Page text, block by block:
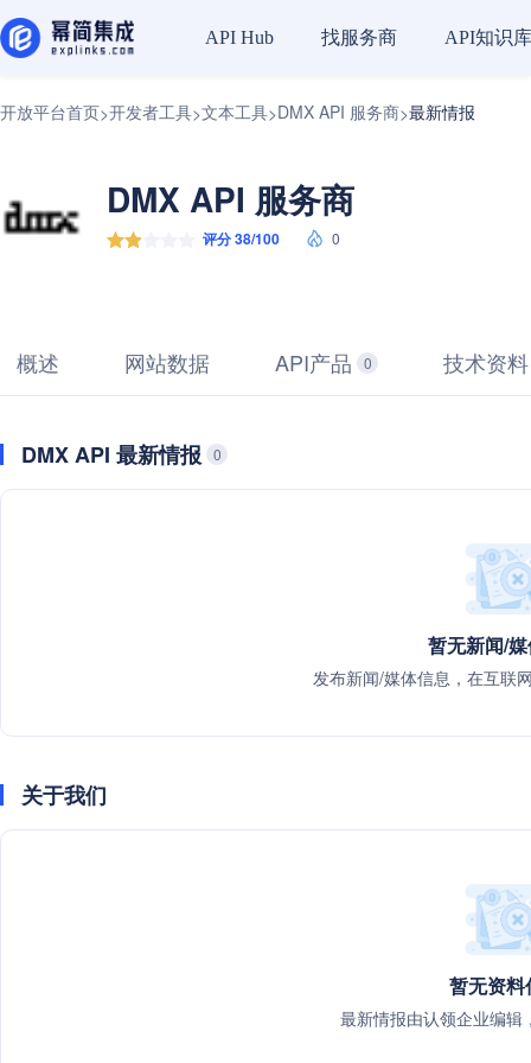
API Hub 找服务商 API知识库
开放平台首页>开发者工具>文本工具>DMX API 服务商>最新情报
DMX API 服务商
评分 38/100 0
概述 网站数据 API产品 0 技术资料
DMX API 最新情报 0
暂无新闻/
发布新闻/媒体信息，在互联
关于我们
暂无资料
最新情报由认领企业编辑